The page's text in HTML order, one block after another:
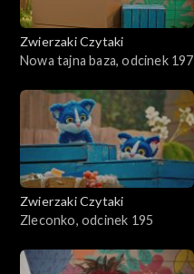
Zwierzaki Czytaki
Nowa tajna baza, odcinek 197
Zwierzaki Czytaki
Zleconko, odcinek 195